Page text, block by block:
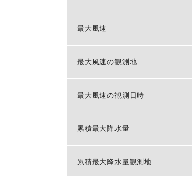
最大風速
最大風速の観測地
最大風速の観測日時
累積最大降水量
累積最大降水量観測地